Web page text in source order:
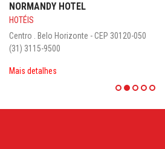
NORMANDY HOTEL
HOTÉIS
Centro . Belo Horizonte - CEP 30120-050
(31) 3115-9500
Mais detalhes